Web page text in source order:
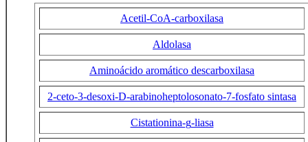
Acetil-CoA-carboxilasa
Aldolasa
Aminoácido aromático descarboxilasa
2-ceto-3-desoxi-D-arabinoheptolosonato-7-fosfato sintasa
Cistationina-g-liasa